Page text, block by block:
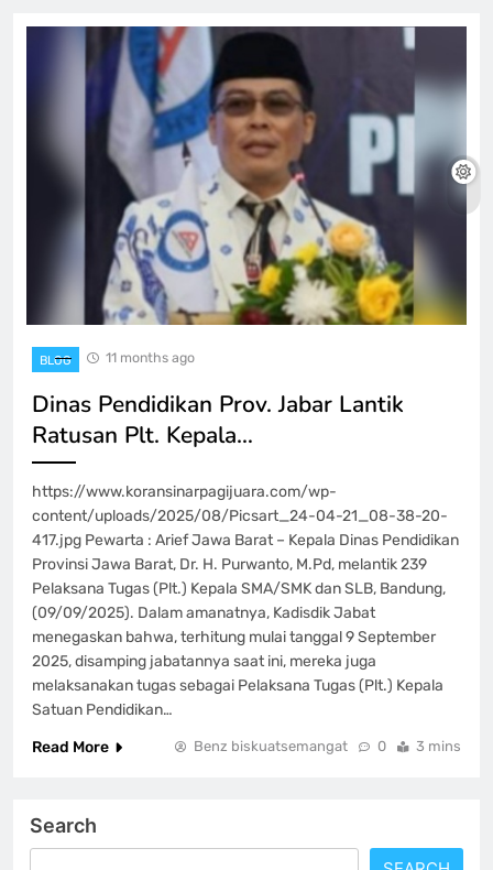
BLOG 11 months ago
Dinas Pendidikan Prov. Jabar Lantik
Ratusan Plt. Kepala…
https://www.koransinarpagijuara.com/wp-
content/uploads/2025/08/Picsart_24-04-21_08-38-20-
417.jpg Pewarta : Arief Jawa Barat – Kepala Dinas Pendidikan
Provinsi Jawa Barat, Dr. H. Purwanto, M.Pd, melantik 239
Pelaksana Tugas (Plt.) Kepala SMA/SMK dan SLB, Bandung,
(09/09/2025). Dalam amanatnya, Kadisdik Jabat
menegaskan bahwa, terhitung mulai tanggal 9 September
2025, disamping jabatannya saat ini, mereka juga
melaksanakan tugas sebagai Pelaksana Tugas (Plt.) Kepala
Satuan Pendidikan…
Read More
Benz biskuatsemangat 0 3 mins
Search